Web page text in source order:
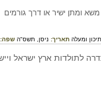
ומתן ישיר או דרך גורמים
תיכון ומעלה תאריך: ניסן, תשס"ה שפה: